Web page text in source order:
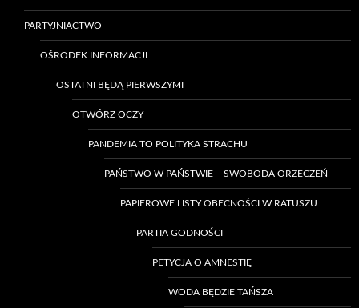
PARTYJNIACTWO
OŚRODEK INFORMACJI
OSTATNI BĘDĄ PIERWSZYMI
OTWÓRZ OCZY
PANDEMIA TO POLITYKA STRACHU
PAŃSTWO W PAŃSTWIE – SWOBODA ORZECZEŃ
PAPIEROWE LISTY OBECNOŚCI W RATUSZU
PARTIA GODNOŚCI
PETYCJA O AMNESTIĘ
WODA BĘDZIE TAŃSZA